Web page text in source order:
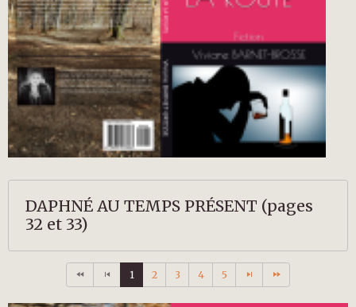
DAPHNÉ AU TEMPS PRÉSENT (pages
32 et 33)
1 2 3 4 5